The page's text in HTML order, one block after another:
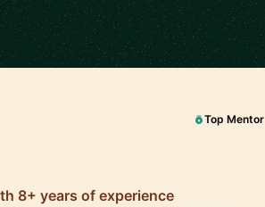
Top Mentor
8+ years of experience